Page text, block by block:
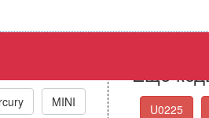
Ford
MINI
Выберите
Еще
U0225